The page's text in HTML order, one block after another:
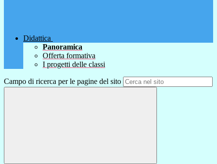
Didattica
Panoramica
Offerta formativa
I progetti delle classi
Campo di ricerca per le pagine del sito